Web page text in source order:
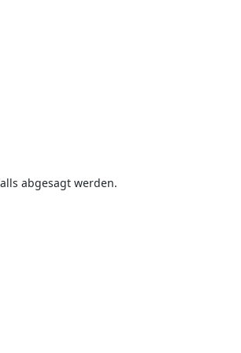
abgesagt werden.